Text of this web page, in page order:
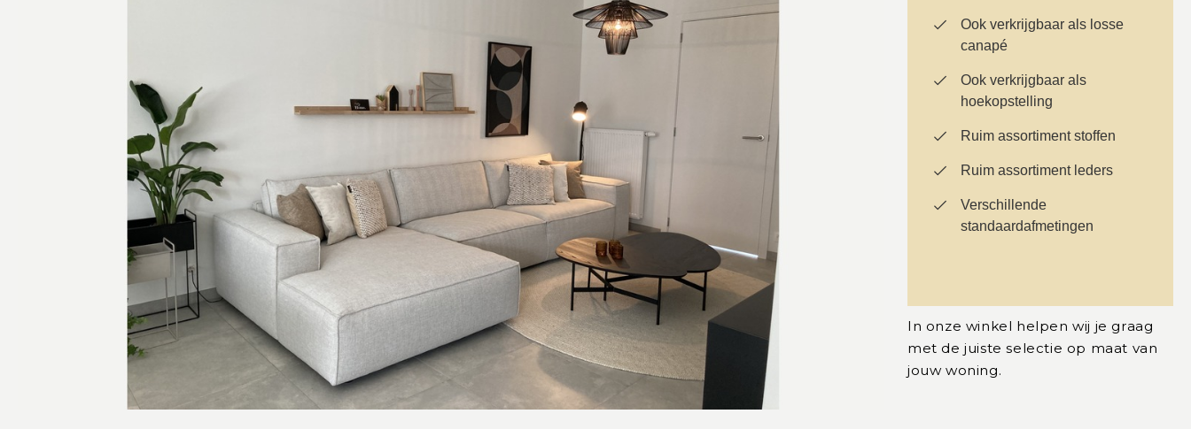
Ook verkrijgbaar als losse
canapé
Ook verkrijgbaar als
hoekopstelling
Ruim assortiment stoffen
Ruim assortiment leders
Verschillende
standaardafmetingen
In onze winkel helpen wij je graag
met de juiste selectie op maat van
jouw woning.